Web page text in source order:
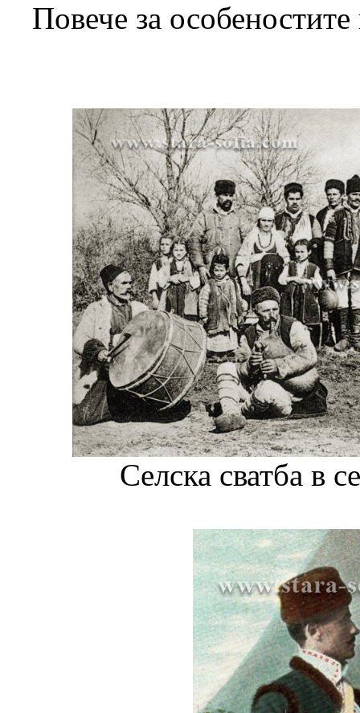
Повече за
Селска сватба в